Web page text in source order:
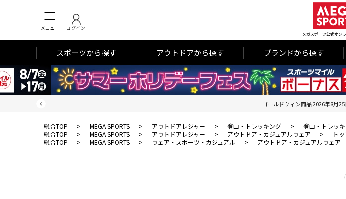
メニュー ログイン
メガスポーツ公式オン
スポーツから探す アウトドアから探す ブランドから探す
ゴールドウィン商品 2026年8月
総合TOP > MEGA SPORTS > アウトドアレジャー > 登山・トレッキング > 登山・トレッ
総合TOP
> MEGA SPORTS > アウトドアレジャー > アウトドア・カジュアルウェア > ト
総合TOP
> MEGA SPORTS > ウェア・スポーツ・カジュアル > アウトドア・カジュアルウェア